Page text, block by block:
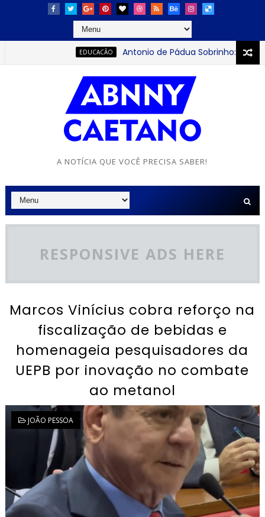
Antonio de Pádua Sobrinho: o jovem
A NOTÍCIA QUE VOCÊ PRECISA SABER!
RESPONSIVE ADS HERE
Marcos Vinícius cobra reforço na
fiscalização de bebidas e
homenageia pesquisadores da
UEPB por inovação no combate
ao metanol
JOÃO PESSOA